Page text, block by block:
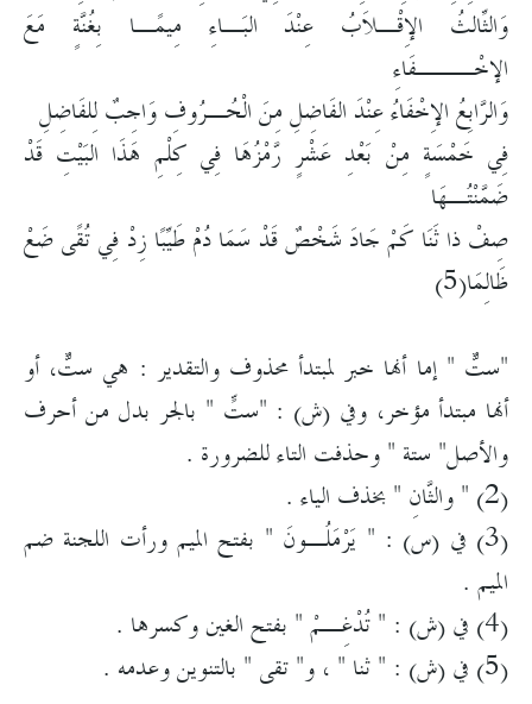
وَالثّالِثُ الإِقْـلاَبُ عِنْدَ البَـاءِ مِيمًـا بِغُنَّةٍ مَعَ
الإخْـــفَاءِ
وَالرَّابِعُ الإِخْفَاءُ عِنْدَ الفَاضِلِ مِنَ الْحُـرُوفِ وَاجِبٌ لِلفَاضِلِ
فِي خَمْسَةٍ مِنْ بَعْدِ عَشْرٍ رَّمْزُهَا فِي كِلْمِ هَذَا البَيْتِ قَدْ
ضَمَّنْتُـهَا
صِفْ ذا ثَنَا كَمْ جَادَ شَخْصٌ قَدْ سَمَا دُمْ طَيِّبًا زِدْ فِي تُقًى ضَعْ
ظَالِمَا(5)
"ستٌّ " إما أنها خبر لمبتدأ محذوف والتقدير : هي ستٌّ، أو
أنها مبتدأ مؤخر، وفي (ش) : "ستٍّ " بالجر بدل من أحرف
والأصل" ستة " وحذفت التاء للضرورة .
(2) " والثَّانِ " بخذف الياء .
(3) في (س) : " يَرْمَلُـونَ " بفتح الميم ورأت اللجنة ضم
الميم .
(4) في (ش) : " تُدْغِـمْ " بفتح الغين وكسرها .
(5) في (ش) : " ثنا " ، و" تقى " بالتنوين وعدمه .